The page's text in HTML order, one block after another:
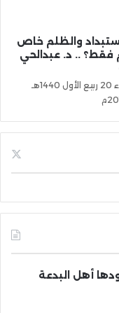
والظلم خاص
فقط؟ .. د. عبدالحي
الأربعاء 20 ربيع الأول 1440هـ
أهل البدعة